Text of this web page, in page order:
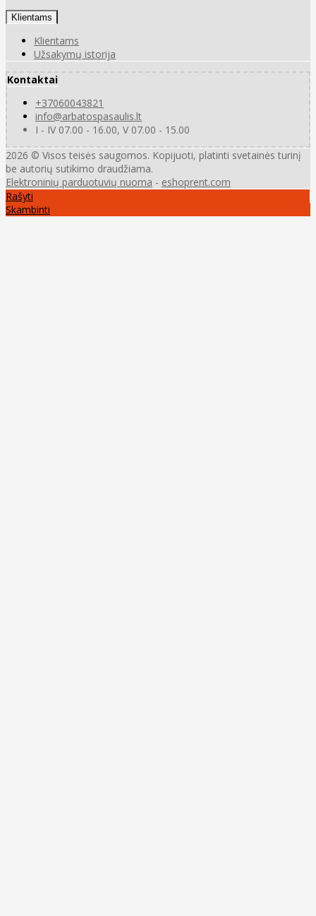
Klientams
Klientams
Užsakymų istorija
Kontaktai
+37060043821
info@arbatospasaulis.lt
I - IV 07.00 - 16.00, V 07.00 - 15.00
2026 © Visos teisės saugomos. Kopijuoti, platinti svetainės turinį
be autorių sutikimo draudžiama.
Elektroninių parduotuvių nuoma - eshoprent.com
Rašyti
Skambinti